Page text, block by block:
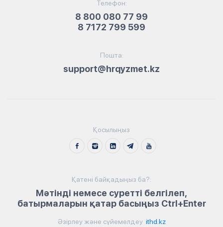
Телефон:
8 800 080 77 99
8 7172 799 599
Пошта:
support@hrqyzmet.kz
Қосылыңыз
Қатені байқадыңыз ба?:
Мәтінді немесе суретті белгілеп,
батырмаларын қатар басыңыз Ctrl+Enter
Әзірлеу және сүйемелдеу ithd.kz